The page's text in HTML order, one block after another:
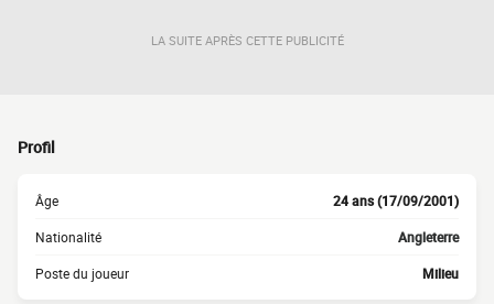
LA SUITE APRÈS CETTE PUBLICITÉ
Profil
Âge 24 ans (17/09/2001)
Nationalité Angleterre
Poste du joueur Milieu